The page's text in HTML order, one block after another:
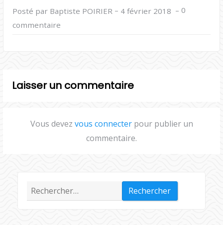
Posté par Baptiste POIRIER – 4 février 2018 – 0
commentaire
Laisser un commentaire
Vous devez vous connecterpour publier un
commentaire.
Rechercher :